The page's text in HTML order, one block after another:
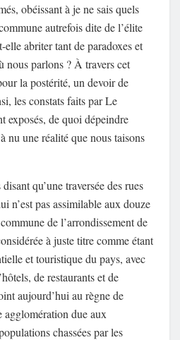
obéissant à je ne sais quels
autrefois dite de l’élite
abriter tant de paradoxes et
nous parlons ? À travers cet
la postérité, un devoir de
les constats faits par Le
exposés, de quoi dépeindre
nu une réalité que nous taisons
qu’une traversée des rues
n’est pas assimilable aux douze
de l’arrondissement de
à juste titre comme étant
et touristique du pays, avec
de restaurants et de
aujourd’hui au règne de
agglomération due aux
chassées par les